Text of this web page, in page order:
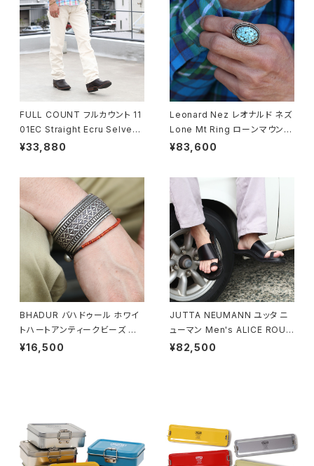
FULL COUNT フルカウント 11
01EC Straight Ecru Selved
ge Denim ストレートセルビッ
¥33,880
Leonard Nez レオナルド ネズ
Lone Mt Ring ローンマウンテ
ンターコイズリング 15号 ナバホ
¥83,600
BHADUR バハドゥール ホワイ
トハートアンティークビーズ ブ
レスレット 金赤 #b126 日本製
¥16,500
JUTTA NEUMANN ユッタ ニ
ューマン Men's ALICE ROUN
D アリス ラウンド サンダル レザ
¥82,500